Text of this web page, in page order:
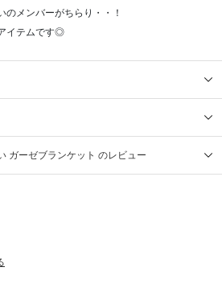
のメンバーがちらり・・！
イテムです◎
ーゼブランケット のレビュー